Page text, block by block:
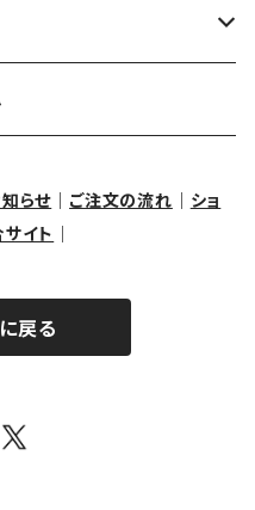
らせ ご注文の流れ
ショ
イト
戻る